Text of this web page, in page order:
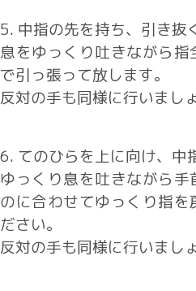
5. 中指の先を持ち、引き抜
息をゆっくり吐きながら
で引っ張って放します。
反対の手も同様に行いましょ
6. てのひらを上に向け、中
ゆっくり息を吐きながら
のに合わせてゆっくり指を
ださい。
反対の手も同様に行いましょ